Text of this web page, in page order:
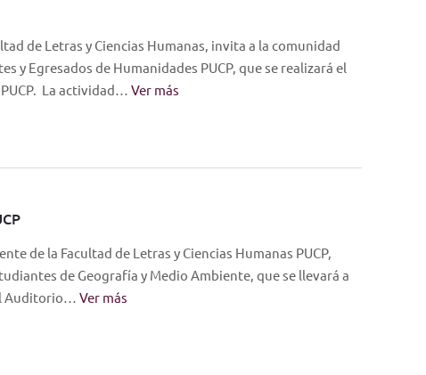
de Letras y Ciencias Humanas, invita a la comunidad
y Egresados de Humanidades PUCP, que se realizará el
PUCP. La actividad… Ver más
de la Facultad de Letras y Ciencias Humanas PUCP,
de Geografía y Medio Ambiente, que se llevará a
Auditorio… Ver más